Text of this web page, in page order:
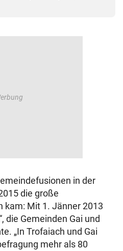
in der
die große
kam: Mit 1. Jänner 2013
die Gemeinden Gai und
„In Trofaiach und Gai
mehr als 80